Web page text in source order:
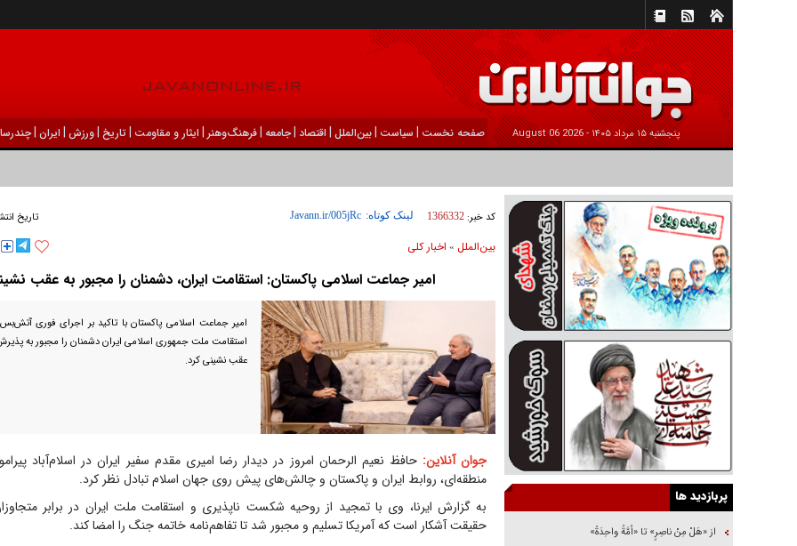
پنجشنبه ۱۵ مرداد ۱۴۰۵ - 2026 August 06 صفحه نخست | سیاست |بين‌الملل | اقتصاد |جامعه |فرهنگ‌و‌هنر | ایثار و مقاومت |تاریخ |ورزش | ايران |
کد خبر: 1366332 لینک کوتاه: تاریخ
بين‌الملل » اخبار كلی
امیر جماعت اسلامی پاکستان: استقامت ایران، دشمنان را مجبور به عقب
امیر جماعت اسلامی پاکستان با تاکید بر اجرای فوری
استقامت ملت جمهوری اسلامی ایران دشمنان را مجبور به
عقب نشینی کرد.
جوان آنلاین: حافظ نعیم الرحمان امروز در دیدار رضا امیری مقدم سفیر ایران در اسلام‌آباد
منطقه‌ای، روابط ایران و پاکستان و چالش‌های پیش روی جهان اسلام تبادل نظر کرد.
به گزارش ایرنا، وی با تمجید از روحیه شکست ناپذیری و استقامت ملت ایران در برابر
حقیقت آشکار است که آمریکا تسلیم و مجبور شد تا تفاهم‌نامه خاتمه جنگ را امضا کند.
پربازدید ها
از «هَلْ مِنْ ناصِرٍ» تا «اُمَّةً واحِدَةً»